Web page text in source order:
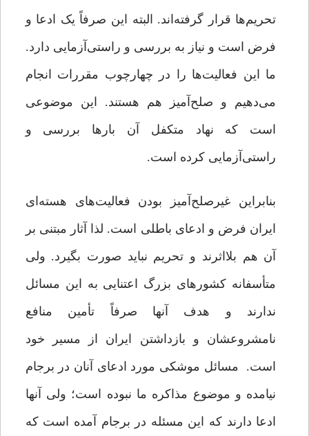
تحریم‌ها قرار گرفته‌اند. البته این صرفاً یک ادعا و
فرض است و نیاز به بررسی و راستی‌آزمایی دارد.
ما این فعالیت‌ها را در چهارچوب مقررات انجام
می‌دهیم و صلح‌آمیز هم هستند. این موضوعی
است که نهاد متکفل آن بارها بررسی و
راستی‌آزمایی کرده است.
بنابراین غیرصلح‌آمیز بودن فعالیت‌های هسته‌ای
ایران فرض و ادعای باطلی است. لذا آثار مبتنی بر
آن هم بلااثرند و تحریم نباید صورت بگیرد. ولی
متأسفانه کشورهای بزرگ اعتنایی به این مسائل
ندارند و هدف آنها صرفاً تأمین منافع
نامشروعشان و بازداشتن ایران از مسیر خود
است. مسائل موشکی مورد ادعای آنان در برجام
نیامده و موضوع مذاکره ما نبوده است؛ ولی آنها
ادعا دارند که این مسئله در برجام آمده است که